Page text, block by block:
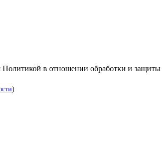
Политикой в отношении обработки и защиты
)